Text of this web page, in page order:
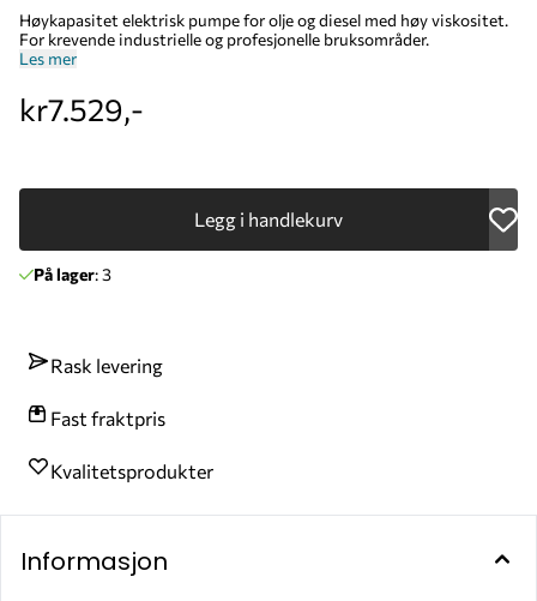
Høykapasitet elektrisk pumpe for olje og diesel med høy viskositet.
For krevende industrielle og profesjonelle bruksområder.
Les mer
kr7.529,-
Legg i handlekurv
På lager: 3
Rask levering
Fast fraktpris
Kvalitetsprodukter
Informasjon